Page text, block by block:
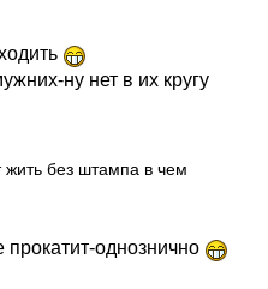
ну нет в их кругу
без штампа в чем
прокатит-однознично